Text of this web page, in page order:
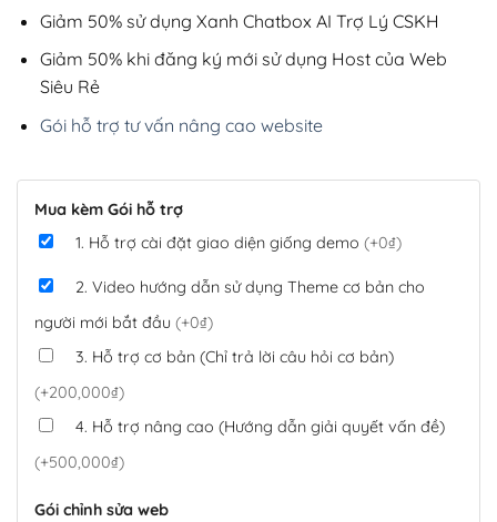
Giảm 50% sử dụng Xanh Chatbox AI Trợ Lý CSKH
Giảm 50% khi đăng ký mới sử dụng Host của Web
Siêu Rẻ
Gói hỗ trợ tư vấn nâng cao website
Mua kèm Gói hỗ trợ
1. Hỗ trợ cài đặt giao diện giống demo (+0₫)
2. Video hướng dẫn sử dụng Theme cơ bản cho
người mới bắt đầu (+0₫)
3. Hỗ trợ cơ bản (Chỉ trả lời câu hỏi cơ bản)
(+200,000₫)
4. Hỗ trợ nâng cao (Hướng dẫn giải quyết vấn đề)
(+500,000₫)
Gói chỉnh sửa web